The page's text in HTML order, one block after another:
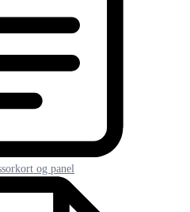
og panel